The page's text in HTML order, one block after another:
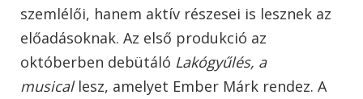
szemlélői, hanem aktív részesei is lesznek az
előadásoknak. Az első produkció az
októberben debütáló Lakógyűlés, a
musical lesz, amelyet Ember Márk rendez. A